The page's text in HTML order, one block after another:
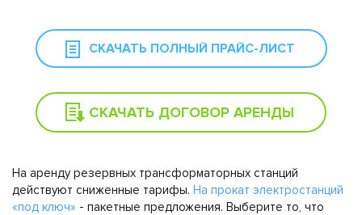
СКАЧАТЬ ПОЛНЫЙ ПРАЙС-ЛИСТ
СКАЧАТЬ ДОГОВОР АРЕНДЫ
На аренду резервных трансформаторных станций
действуют сниженные тарифы. На прокат электростанций
«под ключ» - пакетные предложения. Выберите то, что